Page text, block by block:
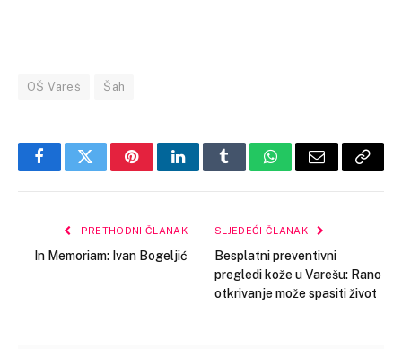
OŠ Vareš Šah
FacebookTwitterPinterestLinkedInTumblrWhatsApp
Email Copy
PRETHODNI ČLANAK
In Memoriam: Ivan Bogeljić
SLJEDEĆI ČLANAK
Besplatni preventivni
pregledi kože u Varešu: Rano
otkrivanje može spasiti život